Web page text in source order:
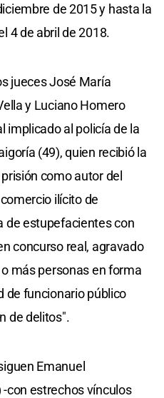
de 2015 y hasta la
4 de abril de 2018.
jueces José María
y Luciano Homero
implicado al policía de la
(49), quien recibió la
como autor del
ilícito de
de estupefacientes con
concurso real, agravado
más personas en forma
de funcionario público
de delitos".
Emanuel
con estrechos vínculos